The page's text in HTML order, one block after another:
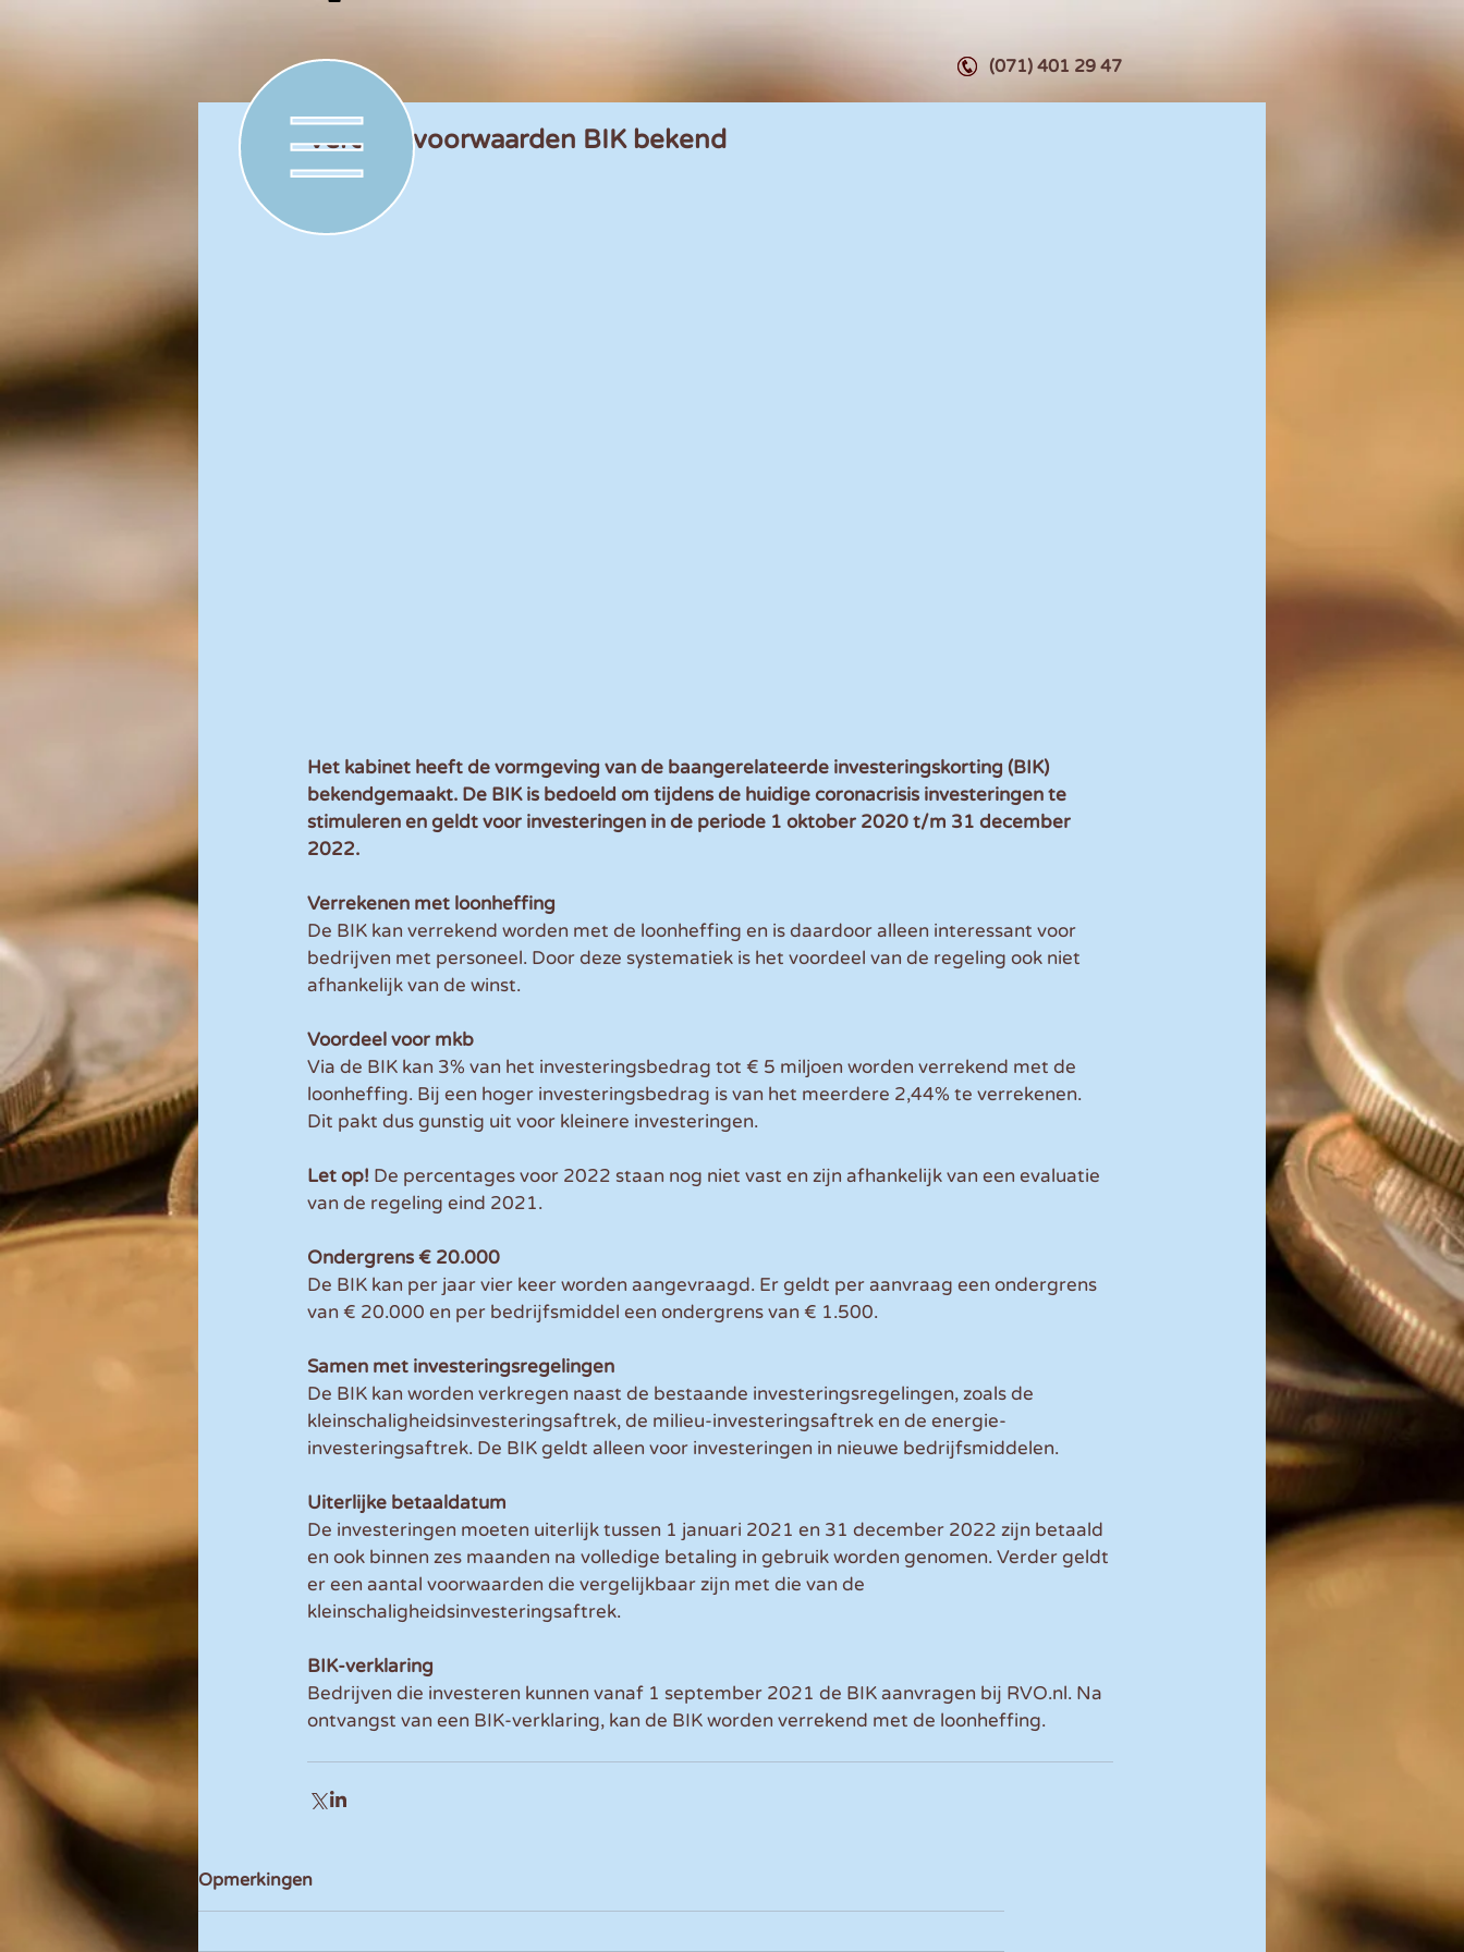
(071) 401 29 47
Verdere voorwaarden BIK bekend
Het kabinet heeft de vormgeving van de baangerelateerde investeringskorting (BIK)
bekendgemaakt. De BIK is bedoeld om tijdens de huidige coronacrisis investeringen te
stimuleren en geldt voor investeringen in de periode 1 oktober 2020 t/m 31 december
2022.
Verrekenen met loonheffing
De BIK kan verrekend worden met de loonheffing en is daardoor alleen interessant voor
bedrijven met personeel. Door deze systematiek is het voordeel van de regeling ook niet
afhankelijk van de winst.
Voordeel voor mkb
Via de BIK kan 3% van het investeringsbedrag tot € 5 miljoen worden verrekend met de
loonheffing. Bij een hoger investeringsbedrag is van het meerdere 2,44% te verrekenen.
Dit pakt dus gunstig uit voor kleinere investeringen.
Let op! De percentages voor 2022 staan nog niet vast en zijn afhankelijk van een evaluatie
van de regeling eind 2021.
Ondergrens € 20.000
De BIK kan per jaar vier keer worden aangevraagd. Er geldt per aanvraag een ondergrens
van € 20.000 en per bedrijfsmiddel een ondergrens van € 1.500.
Samen met investeringsregelingen
De BIK kan worden verkregen naast de bestaande investeringsregelingen, zoals de
kleinschaligheidsinvesteringsaftrek, de milieu-investeringsaftrek en de energie-
investeringsaftrek. De BIK geldt alleen voor investeringen in nieuwe bedrijfsmiddelen.
Uiterlijke betaaldatum
De investeringen moeten uiterlijk tussen 1 januari 2021 en 31 december 2022 zijn betaald
en ook binnen zes maanden na volledige betaling in gebruik worden genomen. Verder geldt
er een aantal voorwaarden die vergelijkbaar zijn met die van de
kleinschaligheidsinvesteringsaftrek.
BIK-verklaring
Bedrijven die investeren kunnen vanaf 1 september 2021 de BIK aanvragen bij RVO.nl. Na
ontvangst van een BIK-verklaring, kan de BIK worden verrekend met de loonheffing.
Opmerkingen